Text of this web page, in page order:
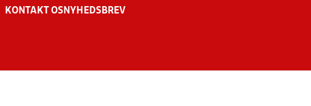
KONTAKT OS NYHEDSBREV